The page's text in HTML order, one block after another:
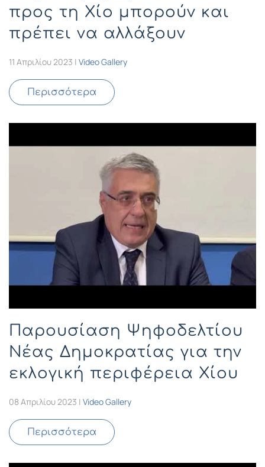
προς τη Χίο μπορούν και
πρέπει να αλλάξουν
11 Απριλίου 2023 | Video Gallery
Περισσότερα
Παρουσίαση Ψηφοδελτίου
Νέας Δημοκρατίας για την
εκλογική περιφέρεια Χίου
08 Απριλίου 2023 | Video Gallery
Περισσότερα